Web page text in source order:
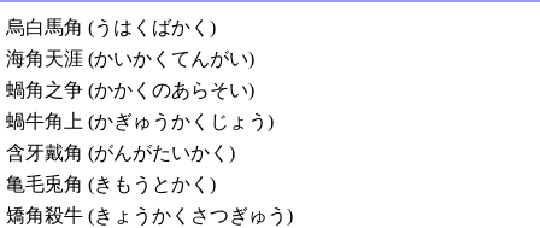
烏白馬角 (うはくばかく)
海角天涯 (かいかくてんがい)
蝸角之争 (かかくのあらそい)
蝸牛角上 (かぎゅうかくじょう)
含牙戴角 (がんがたいかく)
亀毛兎角 (きもうとかく)
矯角殺牛 (きょうかくさつぎゅう)